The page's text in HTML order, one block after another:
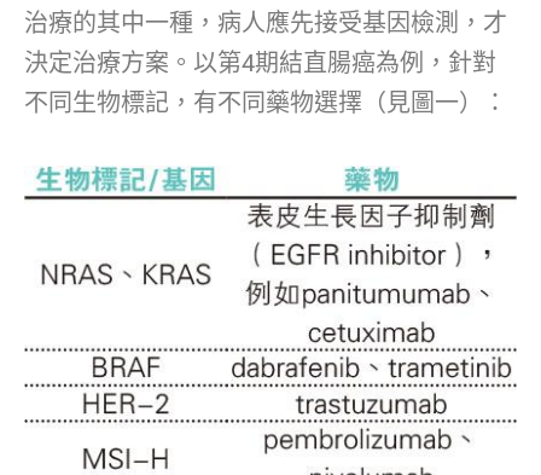
治療的其中一種，病人應先接受基因檢測，才
決定治療方案。以第4期結直腸癌為例，針對
不同生物標記，有不同藥物選擇（見圖一）：